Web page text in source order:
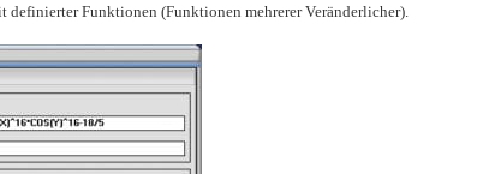
Funktionen (Funktionen mehrerer Veränderlicher).